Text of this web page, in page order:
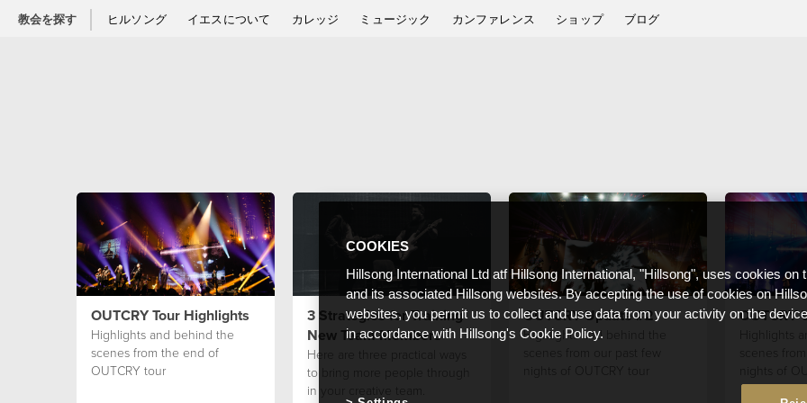
教会を探す ヒルソング イエスについて カレッジ ミュージック カンファレンス ショップ ブログ
OUTCRY Tour Highlights
Highlights and behind the
scenes from the end of
OUTCRY tour
3 Strategies for Training
New Team Members
Here are three practical ways
to bring more people through
in your creative team.
OUTCRY Update #2
Highlights and behind the
nights of OUTCRY tour
OUTCRY
nights of
COOKIES
Hillsong International Ltd atf Hillsong International, "Hillsong", uses cookies on
and its associated Hillsong websites. By accepting the use of cookies on
websites, you permit us to collect and use data from your activity on the
in accordance with Hillsong's Cookie Policy.